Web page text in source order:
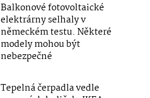
Balkonové fotovoltaické
elektrárny selhaly v
německém testu. Některé
modely mohou být
nebezpečné
Tepelná čerpadla vedle